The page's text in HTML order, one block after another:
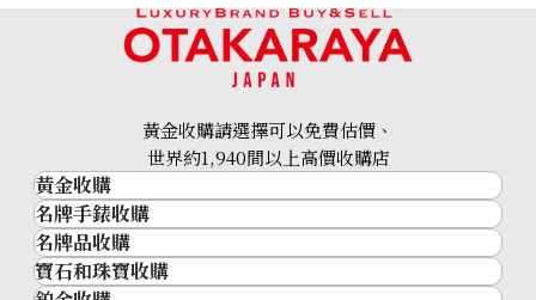
若未填寫選填項目，可能會導致我們無法提供最合適的回
為實現上述目的，本公司可能會收集並使用 Cookies 等資
＜個人資料保護管理者＞
株式会社E-fran 廣告策略本部部長
＜個人資料投訴及諮詢窗口＞
黃金收購請選擇可以免費估價、
世界約1,940間以上高價收購店
黃金收購
黃金･金條
金條
金幣及銀幣
名牌手錶收購
名牌手錶收購
勞力士 (Rolex)
名牌品收購
名牌品收購
寶石和珠寶收購